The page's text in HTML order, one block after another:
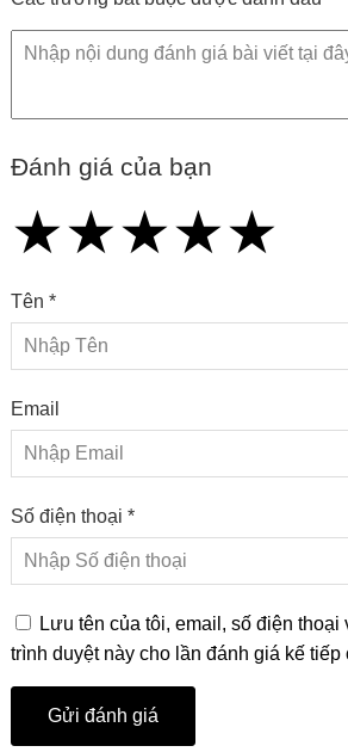
Đánh giá của bạn
★
★★
★★★
★★★★
★★★★★
Tên *
Email
Số điện thoại *
Lưu tên của tôi, email, số điện thoại
trình duyệt này cho lần đánh giá kế tiếp